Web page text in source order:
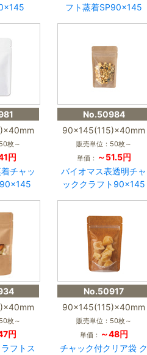
フト蒸着SP90×145
枚～
円
チャッ
No.50984
90×145(115)×40mm
販売単位：50枚～
単価： ～51.5円
バイオマス表透明チャ
ッククラフト90×145
枚～
円
フトス
No.50917
90×145(115)×40mm
販売単位：50枚～
単価： ～48円
チャック付クリア袋 ク